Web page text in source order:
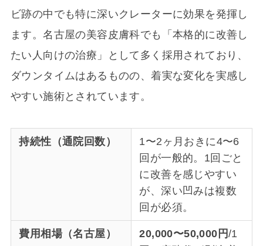
ビ跡の中でも特に深いクレーターに効果を発揮し
ます。名古屋の美容皮膚科でも「本格的に改善し
たい人向けの治療」として多く採用されており、
ダウンタイムはあるものの、着実な変化を実感し
やすい施術とされています。
持続性（通院回数）
1〜2ヶ月おきに4〜6
回が一般的。1回ごと
に改善を感じやすい
が、深い凹みは複数
回が必須。
費用相場（名古屋） 20,000〜50,000円/1